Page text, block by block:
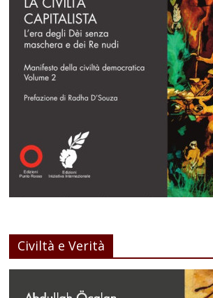
Civiltà e Verità